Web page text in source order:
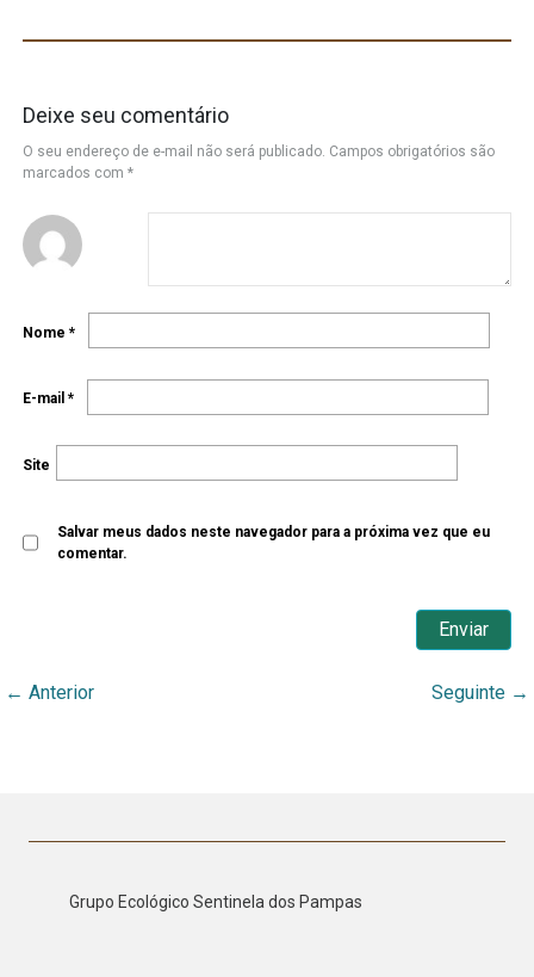
Deixe seu comentário
O seu endereço de e-mail não será publicado. Campos obrigatórios são
marcados com *
Nome *
E-mail *
Site
Salvar meus dados neste navegador para a próxima vez que eu
comentar.
← Anterior Seguinte →
Grupo Ecológico Sentinela dos Pampas